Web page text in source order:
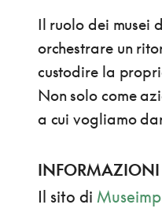
Il ruolo dei musei
orchestrare un
custodire la
Non solo come
a cui vogliamo
INFORMAZIONI
Il sito di